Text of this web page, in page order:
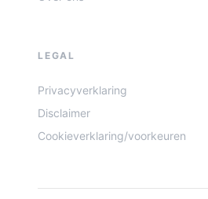
LEGAL
Privacyverklaring
Disclaimer
Cookieverklaring/voorkeuren